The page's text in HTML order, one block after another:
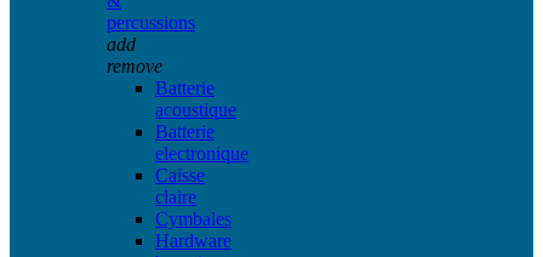
percussions
add
remove
Batterie
acoustique
Batterie
electronique
Caisse
claire
Cymbales
Hardware